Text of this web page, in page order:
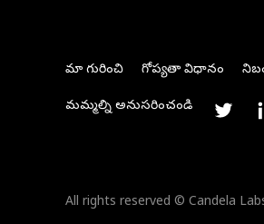
మా గురించి గోప్యతా విధానం
మమ్మల్ని అనుసరించండి
All rights reserved © Candela